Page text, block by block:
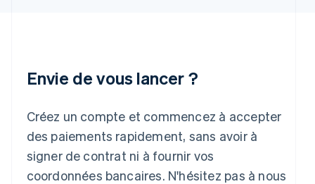
Envie de vous lancer ?
Créez un compte et commencez à accepter
des paiements rapidement, sans avoir à
signer de contrat ni à fournir vos
coordonnées bancaires. N'hésitez pas à nous
Japon
Lettonie
Liechtenstein
Deutsch English
Lituanie